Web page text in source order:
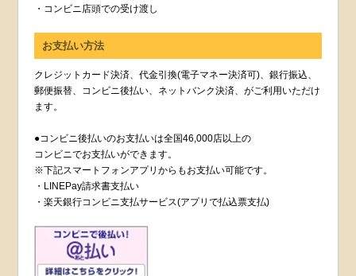
・コンビニ店頭での受け渡し
お支払い方法
クレジットカード決済、代金引換(電子マネー決済可)、銀行振込、
郵便振替、コンビニ後払い、ネットバンク決済、がご利用いただけ
ます。
●コンビニ後払いのお支払いは全国46,000店以上の
コンビニでお支払いができます。
※下記スマートフォンアプリからもお支払い可能です。
・LINEPay請求書支払い
・楽天銀行コンビニ支払サービス(アプリで払込票支払)